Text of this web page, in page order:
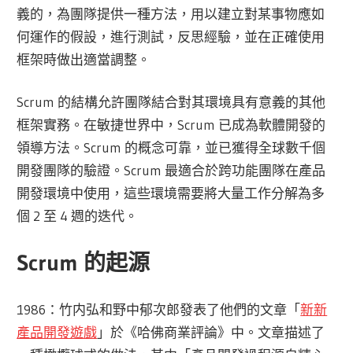
義的，為團隊提供一種方法，用以建立對某事物應如
何運作的假設，進行測試，反思經驗，並在正確使用
框架時做出適當調整。
Scrum 的結構允許團隊結合對其環境具有意義的其他
框架實務。在敏捷世界中，Scrum 已成為軟體開發的
領導方法。Scrum 的概念可靠，並已獲得全球數千個
開發團隊的驗證。Scrum 最適合於跨功能團隊在產品
開發環境中使用，這些環境需要將大量工作分解為多
個 2 至 4 週的迭代。
Scrum 的起源
1986：竹内弘和野中郁次郎發表了他們的文章「新新
產品開發遊戲」於《哈佛商業評論》中。文章描述了